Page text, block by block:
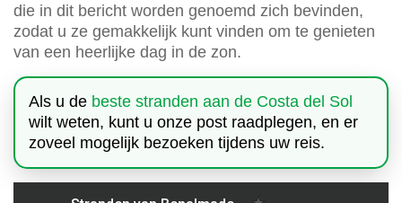
die in dit bericht worden genoemd zich bevinden,
zodat u ze gemakkelijk kunt vinden om te genieten
van een heerlijke dag in de zon.
Als u de beste stranden aan de Costa del Sol
wilt weten, kunt u onze post raadplegen, en er
zoveel mogelijk bezoeken tijdens uw reis.